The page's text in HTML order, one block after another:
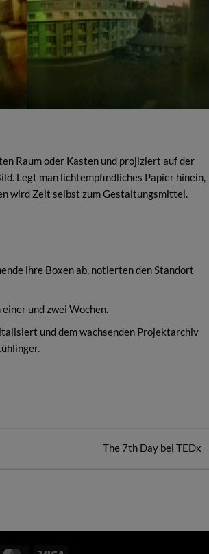
Raum oder Kasten und projiziert auf der
Legt man lichtempfindliches Papier hinein,
wird Zeit selbst zum Gestaltungsmittel.
ihre Boxen ab, notierten den Standort
und zwei Wochen.
und dem wachsenden Projektarchiv
The 7th Day bei TEDx